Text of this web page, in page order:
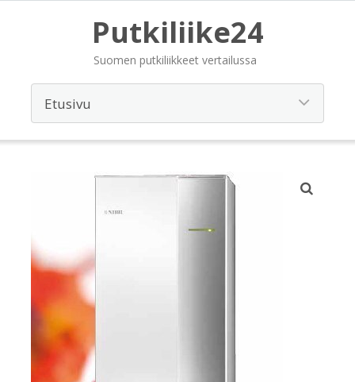
Putkiliike24
Suomen putkiliikkeet vertailussa